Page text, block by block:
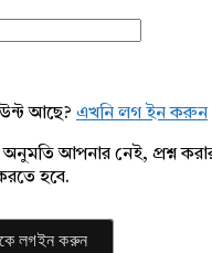
আছে? এখনি লগ ইন করুন
অনুমতি আপনার নেই, প্রশ্ন
হবে.
লগইন করুন